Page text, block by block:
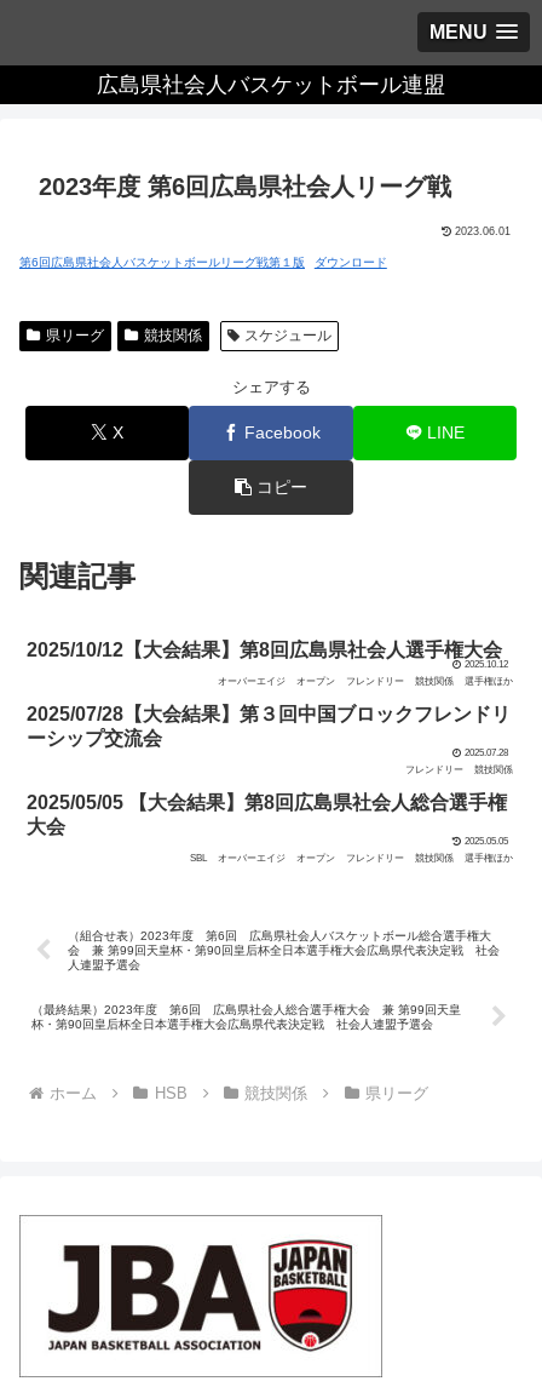
MENU
広島県社会人バスケットボール連盟
2023年度 第6回広島県社会人リーグ戦
2023.06.01
第6回広島県社会人バスケットボールリーグ戦第１版 ダウンロード
県リーグ 競技関係 スケジュール
シェアする
X Facebook LINE
コピー
関連記事
2025/10/12【大会結果】第8回広島県社会人選手権大会
2025.10.12
オーバーエイジ
オープン フレンドリー 競技関係 選手権ほか
2025/07/28【大会結果】第３回中国ブロックフレンドリ
ーシップ交流会
2025.07.28
フレンドリー
競技関係
2025/05/05 【大会結果】第8回広島県社会人総合選手権
大会
2025.05.05
SBL
オーバーエイジ オープン フレンドリー 競技関係 選手権ほか
（組合せ表）2023年度 第6回 広島県社会人バスケットボール総合選手権大
会 兼 第99回天皇杯・第90回皇后杯全日本選手権大会広島県代表決定戦 社会
人連盟予選会
（最終結果）2023年度 第6回 広島県社会人総合選手権大会 兼 第99回天皇
杯・第90回皇后杯全日本選手権大会広島県代表決定戦 社会人連盟予選会
ホーム HSB 競技関係 県リーグ